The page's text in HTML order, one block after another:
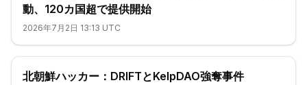
動、120カ国超で提供開始
2026年7月2日 13:13 UTC
北朝鮮ハッカー：DRIFTとKelpDAO強奪事件